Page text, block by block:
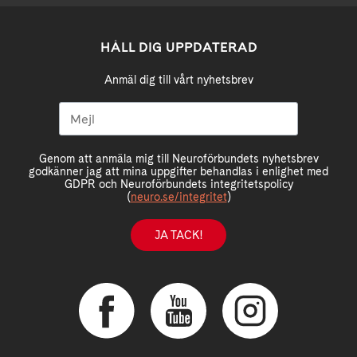
HÅLL DIG UPPDATERAD
Anmäl dig till vårt nyhetsbrev
Genom att anmäla mig till Neuroförbundets nyhetsbrev
godkänner jag att mina uppgifter behandlas i enlighet med
GDPR och Neuroförbundets integritetspolicy
(neuro.se/integritet)
JA TACK!